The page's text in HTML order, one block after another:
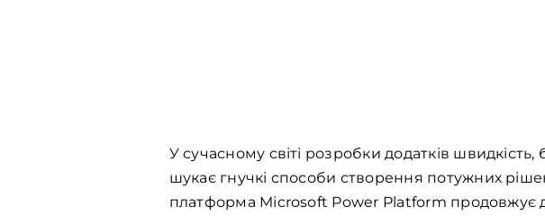
У сучасному світі розробки додатків
шукає гнучкі способи створення потужних
платформа Microsoft Power Platform продовжує